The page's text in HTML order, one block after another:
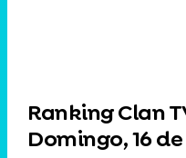
Ranking Clan
Domingo, 16